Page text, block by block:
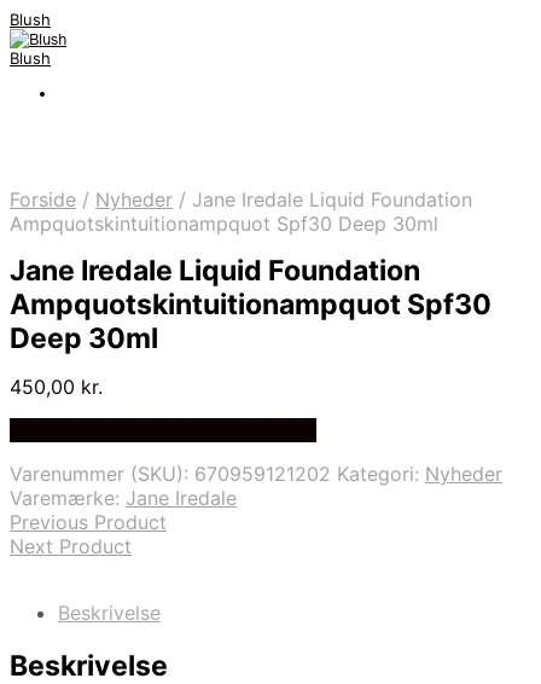
Blush
Blush
Forside / Nyheder / Jane Iredale Liquid Foundation
Ampquotskintuitionampquot Spf30 Deep 30ml
Jane Iredale Liquid Foundation
Ampquotskintuitionampquot Spf30
Deep 30ml
450,00 kr.
Varenummer (SKU): 670959121202 Kategori: Nyheder
Varemærke: Jane Iredale
Previous Product
Next Product
Beskrivelse
Beskrivelse